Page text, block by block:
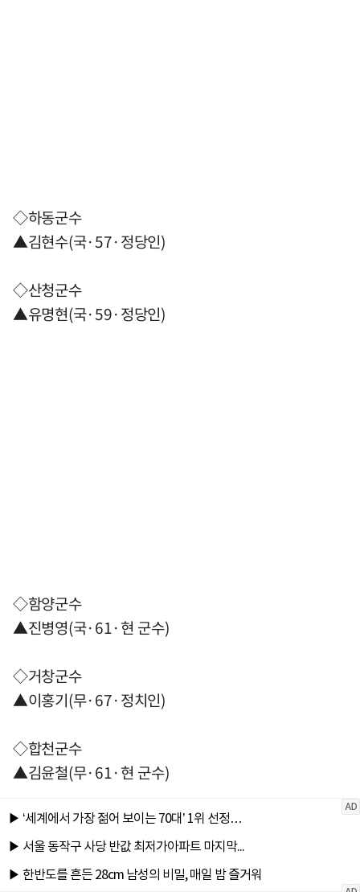
◇하동군수
▲김현수(국·57·정당인)
◇산청군수
▲유명현(국·59·정당인)
◇함양군수
▲진병영(국·61·현 군수)
◇거창군수
▲이홍기(무·67·정치인)
◇합천군수
▲김윤철(무·61·현 군수)